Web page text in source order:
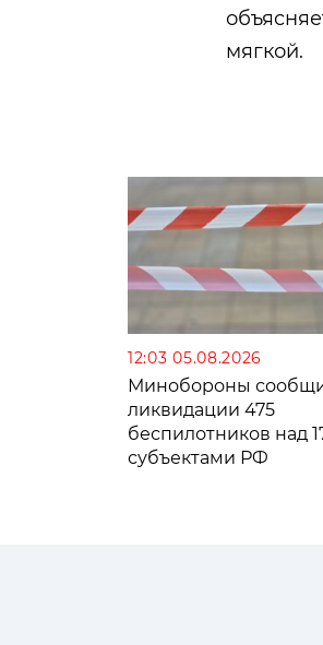
мягкой.
12:03 05.08.2026
Минобороны
ликвидации 475
беспилотников над
субъектами РФ